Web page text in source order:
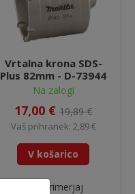
Vrtalna krona SDS-
Plus 82mm - D-73944
Na zalogi
17,00 €19,89 €
Vaš prihranek: 2,89 €
V košarico
Primerjaj